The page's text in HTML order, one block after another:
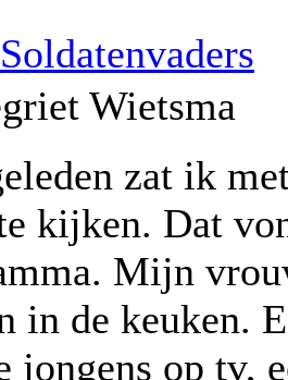
Soldatenvaders
Wietsma
zat ik
kijken. Dat
Mijn
in de keuken.
jongens op tv,